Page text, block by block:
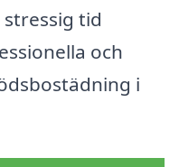
tid
och
i